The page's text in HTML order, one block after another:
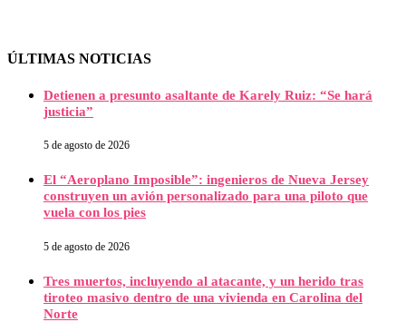
ÚLTIMAS NOTICIAS
Detienen a presunto asaltante de Karely Ruiz: “Se hará
justicia”
5 de agosto de 2026
El “Aeroplano Imposible”: ingenieros de Nueva Jersey
construyen un avión personalizado para una piloto que
vuela con los pies
5 de agosto de 2026
Tres muertos, incluyendo al atacante, y un herido tras
tiroteo masivo dentro de una vivienda en Carolina del
Norte